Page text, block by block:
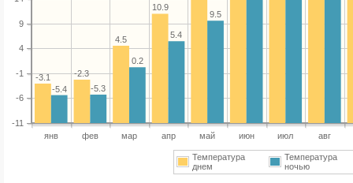
янв фев мар апр май июн июл авг
-11
-6
-1
4
9
10.9
4.5
-2.3
-3.1
9.5
5.4
0.2
-5.3
-5.4
Температура
днем
Температура
ночью